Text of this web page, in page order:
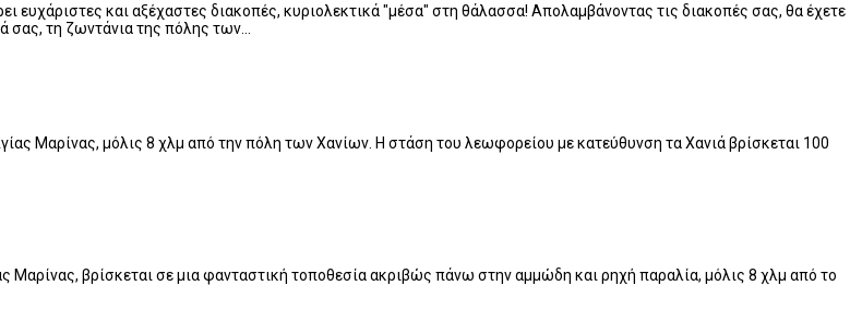
και αξέχαστες διακοπές, κυριολεκτικά "μέσα" στη θάλασσα! Απολαμβάνοντας τις διακοπές σας, θα έχετε
σας, τη ζωντάνια της πόλης των…
Μαρίνας, μόλις 8 χλμ από την πόλη των Χανίων. Η στάση του λεωφορείου με κατεύθυνση τα Χανιά βρίσκεται 100
Μαρίνας, βρίσκεται σε μια φανταστική τοποθεσία ακριβώς πάνω στην αμμώδη και ρηχή παραλία, μόλις 8 χλμ από το